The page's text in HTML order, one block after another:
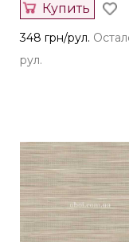
Купить
348 грн/рул.
рул.